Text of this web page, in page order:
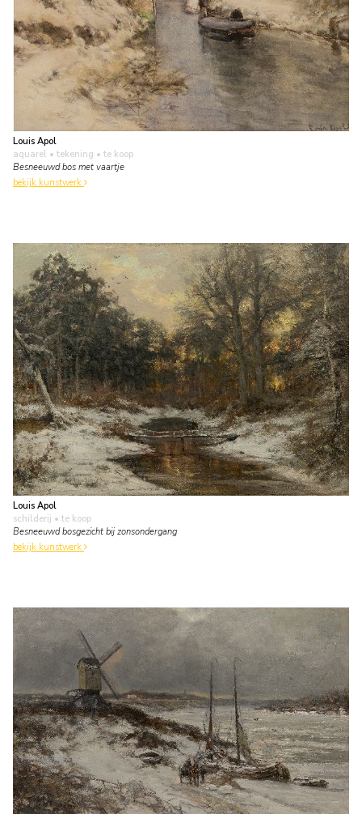
Louis Apol
aquarel • tekening • te koop
Besneeuwd bos met vaartje
bekijk kunstwerk
Louis Apol
schilderij • te koop
Besneeuwd bosgezicht bij zonsondergang
bekijk kunstwerk